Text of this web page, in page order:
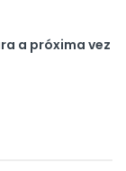
a próxima vez